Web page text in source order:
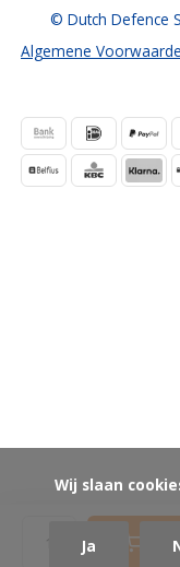
Algemene
© Dutch Defence
Ja